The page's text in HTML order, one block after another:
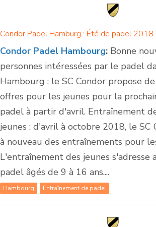
Condor Padel Hamburg : Été de padel 2018
Condor Padel Hambourg: Bonne
personnes intéressées par le padel
Hambourg : le SC Condor propose
offres pour les jeunes pour la
padel à partir d'avril. Entraînement
jeunes : d'avril à octobre 2018, le SC
à nouveau des entraînements pour
L'entraînement des jeunes s'adresse
padel âgés de 9 à 16 ans....
Hambourg Entraînement de padel